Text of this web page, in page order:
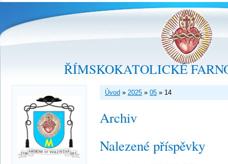
ŘÍMSKOKATOLICKÉ
Úvod » 2025 » 05 » 14
Archiv
Nalezené příspěvky